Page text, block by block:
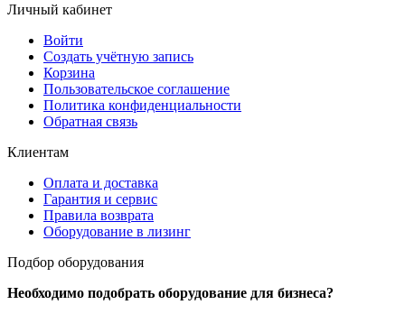
Личный кабинет
Войти
Создать учётную запись
Корзина
Пользовательское соглашение
Политика конфиденциальности
Обратная связь
Клиентам
Оплата и доставка
Гарантия и сервис
Правила возврата
Оборудование в лизинг
Подбор оборудования
Необходимо подобрать оборудование для бизнеса?